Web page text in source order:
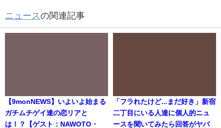
ニュースの関連記事
【9monNEWS】いよいよ始まる
ガチムチゲイ達の恋リアと
は！？【ゲスト：NAWOTO・
「フラれたけど...まだ好き」新宿
二丁目にいる人達に個人的ニュ
ースを聞いてみたら回答がヤバ